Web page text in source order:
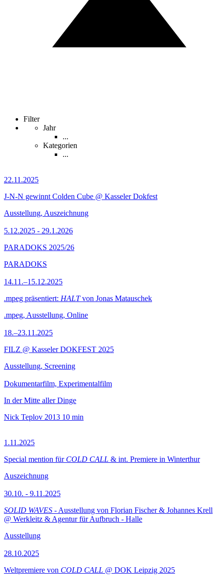
Filter
Jahr
...
Kategorien
...
22.11.2025
J-N-N gewinnt Colden Cube @ Kasseler Dokfest
Ausstellung, Auszeichnung
5.12.2025 - 29.1.2026
PARADOKS 2025/26
PARADOKS
14.11.–15.12.2025
.mpeg präsentiert: HALTvon Jonas Matauschek
.mpeg, Ausstellung, Online
18.–23.11.2025
FILZ @ Kasseler DOKFEST 2025
Ausstellung, Screening
Dokumentarfilm, Experimentalfilm
In der Mitte aller Dinge
Nick Teplov 2013 10 min
1.11.2025
Special mention für COLD CALL & int. Premiere in Winterthur
Auszeichnung
30.10. - 9.11.2025
SOLID WAVES - Ausstellung von Florian Fischer & Johannes Krell
@ Werkleitz & Agentur für Aufbruch - Halle
Ausstellung
28.10.2025
Weltpremiere von COLD CALL @ DOK Leipzig 2025